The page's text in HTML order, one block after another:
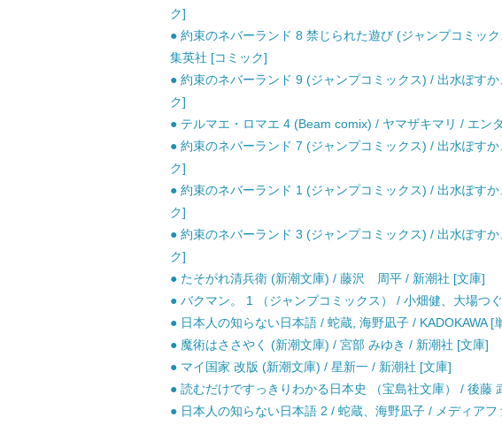
ク]
● 約束のネバーランド 8 禁じられた遊び (ジャンプコミッ
集英社 [コミック]
● 約束のネバーランド 9 (ジャンプコミックス) / 出水ぽす
ク]
● テルマエ・ロマエ 4 (Beam comix) / ヤマザキマリ / エン
● 約束のネバーランド 7 (ジャンプコミックス) / 出水ぽす
ク]
● 約束のネバーランド 1 (ジャンプコミックス) / 出水ぽす
ク]
● 約束のネバーランド 3 (ジャンプコミックス) / 出水ぽす
ク]
● たそがれ清兵衛 (新潮文庫) / 藤沢 周平 / 新潮社 [文庫]
● バクマン。 1 （ジャンプコミックス） / 小畑健、大場つ
● 日本人の知らない日本語 / 蛇蔵, 海野凪子 / KADOKAWA [
● 魔術はささやく (新潮文庫) / 宮部 みゆき / 新潮社 [文庫]
● マイ国家 改版 (新潮文庫) / 星新一 / 新潮社 [文庫]
● 読むだけですっきりわかる日本史 （宝島社文庫） / 後藤
● 日本人の知らない日本語 2 / 蛇蔵、海野凪子 / メディア